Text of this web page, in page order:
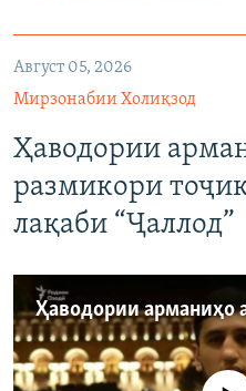
Август 05, 2026
Мирзонабии Холиқзод
Ҳаводории
размикори
лақаби “Ҷаллод”